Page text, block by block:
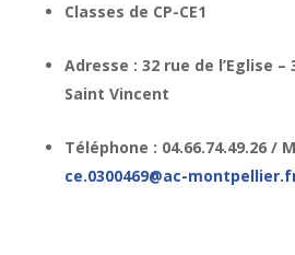
Classes de CP-CE1
Adresse : 32 rue de l’Eglise –
Saint Vincent
Téléphone : 04.66.74.49.26 /
ce.0300469@ac-